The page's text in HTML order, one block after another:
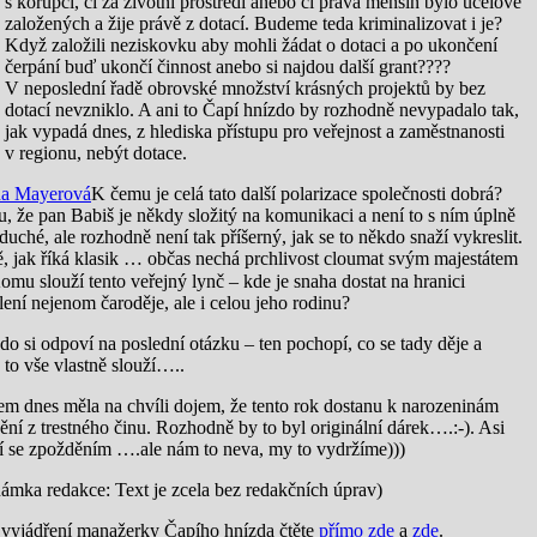
založených a žije právě z dotací. Budeme teda kriminalizovat i je?
Když založili neziskovku aby mohli žádat o dotaci a po ukončení
čerpání buď ukončí činnost anebo si najdou další grant????
V neposlední řadě obrovské množství krásných projektů by bez
dotací nevzniklo. A ani to Čapí hnízdo by rozhodně nevypadalo tak,
jak vypadá dnes, z hlediska přístupu pro veřejnost a zaměstnanosti
v regionu, nebýt dotace.
K čemu je celá tato další polarizace společnosti dobrá?
že pan Babiš je někdy složitý na komunikaci a není to s ním úplně
ale rozhodně není tak příšerný, jak se to někdo snaží vykreslit.
jak říká klasik … občas nechá prchlivost cloumat svým majestátem
slouží tento veřejný lynč – kde je snaha dostat na hranici
nejenom čaroděje, ale i celou jeho rodinu?
si odpoví na poslední otázku – ten pochopí, co se tady děje a
to vše vlastně slouží…..
dnes měla na chvíli dojem, že tento rok dostanu k narozeninám
z trestného činu. Rozhodně by to byl originální dárek….:-). Asi
se zpožděním ….ale nám to neva, my to vydržíme)))
redakce: Text je zcela bez redakčních úprav)
manažerky Čapího hnízda čtěte přímo zde a zde.